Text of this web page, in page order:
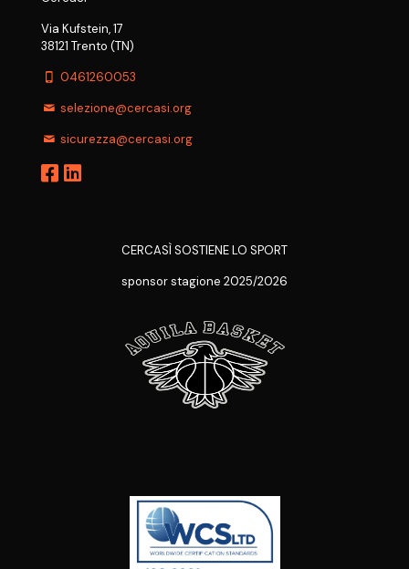
Via Kufstein, 17
38121 Trento (TN)
0461260053
selezione@cercasi.org
sicurezza@cercasi.org
CERCASÌ SOSTIENE LO SPORT
sponsor stagione 2025/2026